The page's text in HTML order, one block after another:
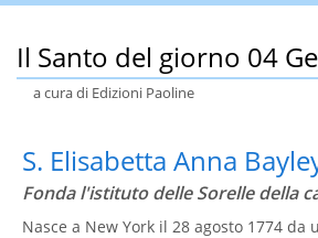
Il Santo del giorno 04
a cura di Edizioni Paoline
S. Elisabetta Anna
Fonda l'istituto delle Sorelle della
Nasce a New York il 28 agosto 1774 da